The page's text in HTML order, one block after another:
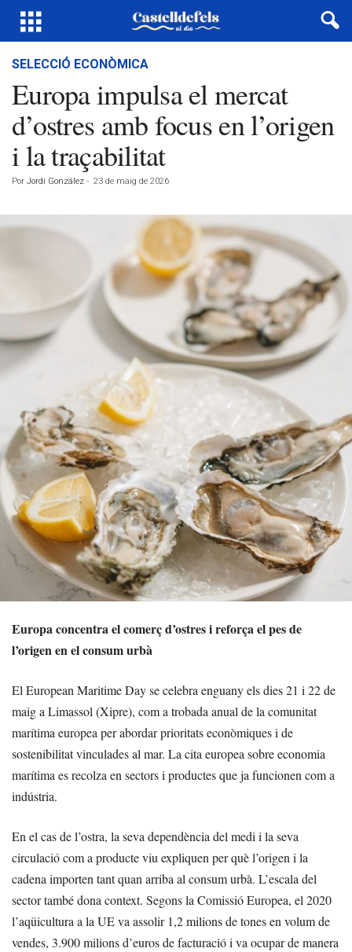
SELECCIÓ ECONÒMICA
Europa impulsa el mercat
d’ostres amb focus en l’origen
i la traçabilitat
Por Jordi González - 23 de maig de 2026
Europa concentra el comerç d’ostres i reforça el pes de
l’origen en el consum urbà
El European Maritime Day se celebra enguany els dies 21 i 22 de
maig a Limassol (Xipre), com a trobada anual de la comunitat
marítima europea per abordar prioritats econòmiques i de
sostenibilitat vinculades al mar. La cita europea sobre economia
marítima es recolza en sectors i productes que ja funcionen com a
indústria.
En el cas de l’ostra, la seva dependència del medi i la seva
circulació com a producte viu expliquen per què l’origen i la
cadena importen tant quan arriba al consum urbà. L’escala del
sector també dona context. Segons la Comissió Europea, el 2020
l’aqüicultura a la UE va assolir 1,2 milions de tones en volum de
vendes, 3.900 milions d’euros de facturació i va ocupar de manera